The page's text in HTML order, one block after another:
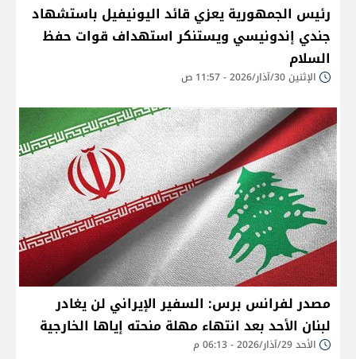
رئيس الجمهورية يعزي قائد اليونيفيل باستشهاد
جندي إندونيسي ويستنكر استهداف قوات حفظ
السلام
الإثنين 30/آذار/2026 - 11:57 ص
مصدر لفرانس برس: السفير الإيراني لن يغادر
لبنان الأحد بعد انتهاء مهلة منحته إياها الخارجية
الأحد 29/آذار/2026 - 06:13 م